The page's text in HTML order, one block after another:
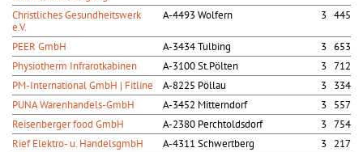
Christliches Gesundheitswerk
e.V.
A-4493 Wolfern 3 445
PEER GmbH A-3434 Tulbing
3 653
Physiotherm Infrarotkabinen
A-3100 St.Pölten
3 712
PM-International GmbH | Fitline
A-8225 Pöllau
3 334
PUNA Warenhandels-GmbH
A-3452 Mitterndorf
3 557
Reisenberger food GmbH
A-2380 Perchtoldsdorf
3 754
Rief Elektro- u. HandelsgmbH
A-4311 Schwertberg
3 217